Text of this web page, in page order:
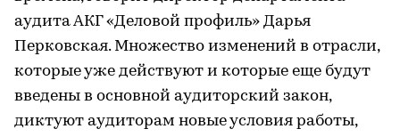
аудита АКГ «Деловой профиль» Дарья
Перковская. Множество изменений в отрасли,
которые уже действуют и которые еще будут
введены в основной аудиторский закон,
диктуют аудиторам новые условия работы,